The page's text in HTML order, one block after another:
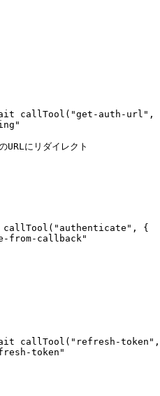
callTool("get-auth-url",
にリダイレクト
callTool("authenticate", {
from-callback"
callTool("refresh-
token"